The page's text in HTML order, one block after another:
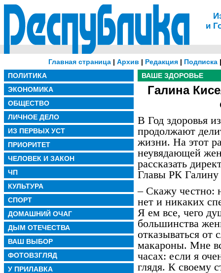
и
Главная страница | Архив | Редакция | Подписка
ПОЛИТИКА
ЭКОНОМИКА
ОБЩЕСТВО
ЛИЧНОЕ ДЕЛО
ИЗ ПЕРВЫХ УСТ
ПРИОРИТЕТ
ЧЕЛОВЕК И ЗАКОН
ЧП
КУЛЬТУРА
СПОРТ
ДОМАШНИЙ ОЧАГ
ДЫМ ОТЕЧЕСТВА
ВАШ ВЫБОР
ФОТОВЗГЛЯД
У ПРИЛАВКА
ВАШЕ ЗДОРОВЬЕ
Галина
В Год здоровья
продолжают
жизни. На этот
неувядающей
рассказать
Главы РК Галину
– Скажу честно:
нет и никаких
Я ем все, чего
большинства
отказываться от
макароны. Мне
часах: если я
глядя. К своему